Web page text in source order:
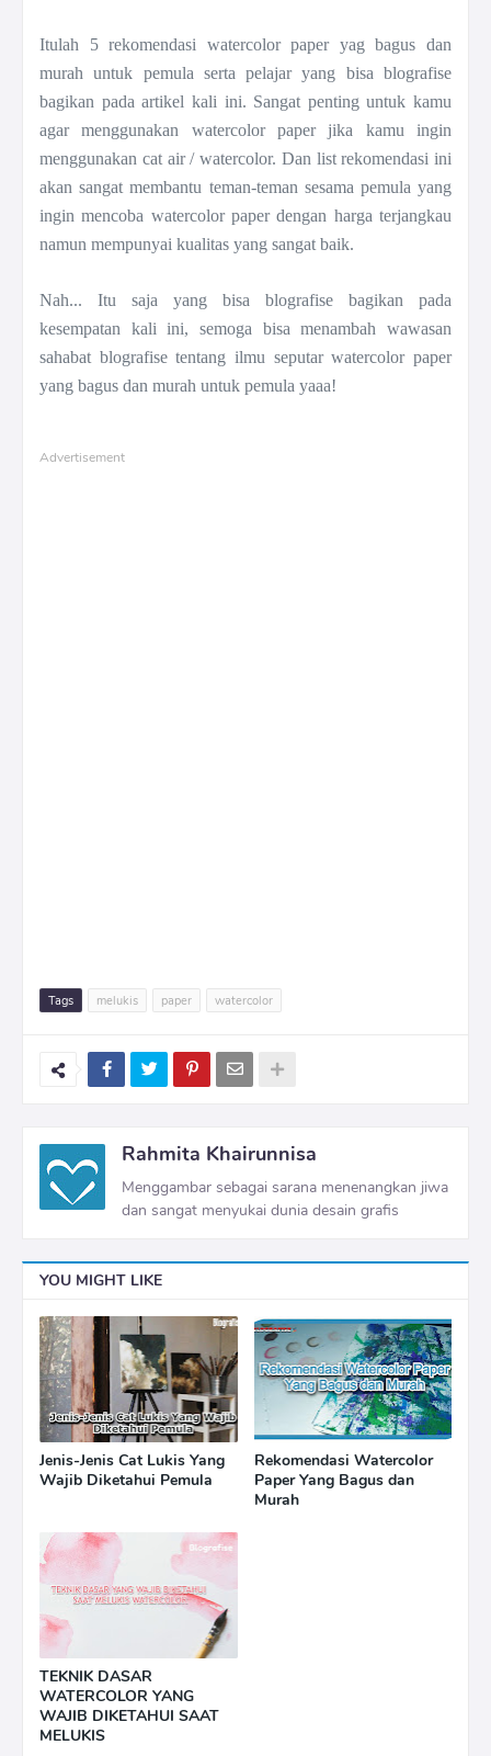
Itulah 5 rekomendasi watercolor paper yag bagus dan
murah untuk pemula serta pelajar yang bisa blografise
bagikan pada artikel kali ini. Sangat penting untuk kamu
agar menggunakan watercolor paper jika kamu ingin
menggunakan cat air / watercolor. Dan list rekomendasi ini
akan sangat membantu teman-teman sesama pemula yang
ingin mencoba watercolor paper dengan harga terjangkau
namun mempunyai kualitas yang sangat baik.
Nah... Itu saja yang bisa blografise bagikan pada
kesempatan kali ini, semoga bisa menambah wawasan
sahabat blografise tentang ilmu seputar watercolor paper
yang bagus dan murah untuk pemula yaaa!
Advertisement
Tags melukis paper watercolor
Rahmita Khairunnisa
Menggambar sebagai sarana menenangkan jiwa
dan sangat menyukai dunia desain grafis
YOU MIGHT LIKE
Jenis-Jenis Cat Lukis Yang
Wajib Diketahui Pemula
Rekomendasi Watercolor
Paper Yang Bagus dan
Murah
TEKNIK DASAR
WATERCOLOR YANG
WAJIB DIKETAHUI SAAT
MELUKIS